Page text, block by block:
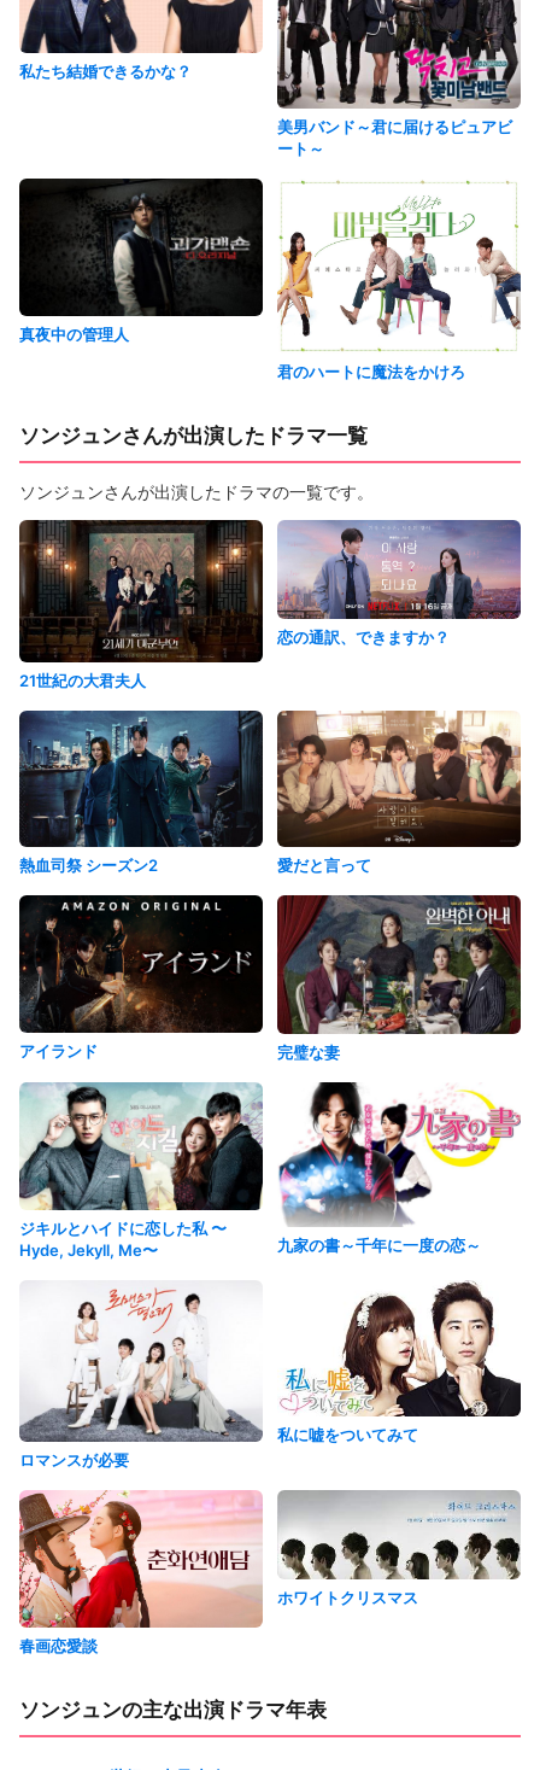
私たち結婚できるかな？
美男バンド～君に届けるピュアビ
ート～
真夜中の管理人
君のハートに魔法をかけろ
ソンジュンさんが出演したドラマ一覧
ソンジュンさんが出演したドラマの一覧です。
21世紀の大君夫人
恋の通訳、できますか？
熱血司祭 シーズン2 愛だと言って
アイランド 完璧な妻
ジキルとハイドに恋した私 〜
Hyde, Jekyll, Me〜
九家の書～千年に一度の恋～
ロマンスが必要
私に嘘をついてみて
春画恋愛談
ホワイトクリスマス
ソンジュンの主な出演ドラマ年表